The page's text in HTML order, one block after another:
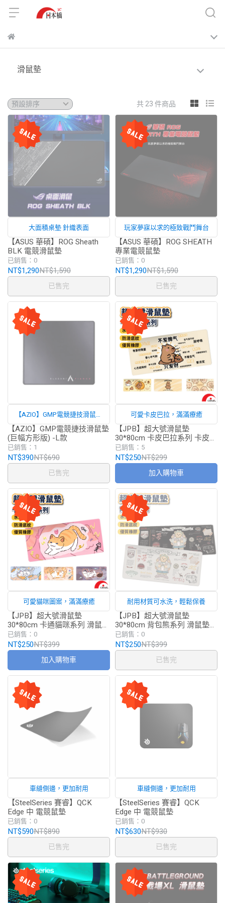
滑鼠墊
共 23 件商品
大面積桌墊 針織表面
【ASUS 華碩】ROG Sheath
BLK 電競滑鼠墊
已銷售：0
NT$1,290NT$1,590
已售完
玩家夢寐以求的極致戰鬥舞台
【ASUS 華碩】ROG SHEATH
專業電競鼠墊
已銷售：0
NT$1,290NT$1,590
已售完
【AZIO】GMP電競捷技滑鼠墊
(巨幅方形版) -L款
【AZIO】GMP電競捷技滑鼠墊
(巨幅方形版) -L款
已銷售：1
NT$390NT$690
已售完
可愛卡皮巴拉，滿滿療癒
【JPB】超大號滑鼠墊
30*80cm 卡皮巴拉系列 卡皮巴
拉 滑鼠墊 卡皮巴拉滑鼠墊
已銷售：5
NT$250NT$299
加入購物車
可愛貓咪圖案，滿滿療癒
【JPB】超大號滑鼠墊
30*80cm 卡通貓咪系列 滑鼠墊
貓咪滑鼠墊
已銷售：0
NT$250NT$399
加入購物車
耐用材質可水洗，輕鬆保養
【JPB】超大號滑鼠墊
30*80cm 背包熊系列 滑鼠墊
熊熊滑鼠墊
已銷售：0
NT$250NT$399
已售完
車縫側邊，更加耐用
【SteelSeries 賽睿】QCK
Edge 中 電競鼠墊
已銷售：0
NT$590NT$890
已售完
車縫側邊，更加耐用
【SteelSeries 賽睿】QCK
Edge 中 電競鼠墊
已銷售：0
NT$630NT$930
已售完